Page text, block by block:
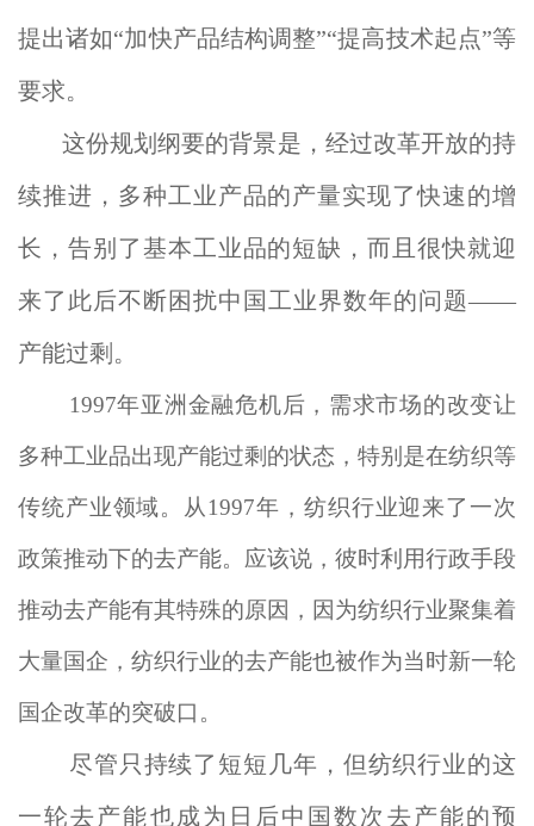
提出诸如“加快产品结构调整”“提高技术起点”等
要求。
这份规划纲要的背景是，经过改革开放的持
续推进，多种工业产品的产量实现了快速的增
长，告别了基本工业品的短缺，而且很快就迎
来了此后不断困扰中国工业界数年的问题——
产能过剩。
1997年亚洲金融危机后，需求市场的改变让
多种工业品出现产能过剩的状态，特别是在纺织等
传统产业领域。从1997年，纺织行业迎来了一次
政策推动下的去产能。应该说，彼时利用行政手段
推动去产能有其特殊的原因，因为纺织行业聚集着
大量国企，纺织行业的去产能也被作为当时新一轮
国企改革的突破口。
尽管只持续了短短几年，但纺织行业的这
一轮去产能也成为日后中国数次去产能的预